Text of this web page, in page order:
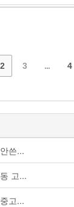
2 3 ... 4
쓴...
고...
고...